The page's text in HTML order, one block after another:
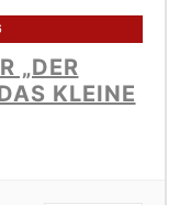
„DER
KLEINE